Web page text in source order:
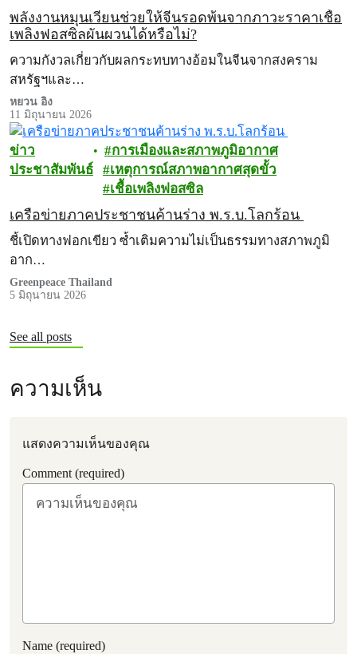
พลังงานหมุนเวียนช่วยให้จีนรอดพ้นจากภาวะราคาเชื้อ
เพลิงฟอสซิลผันผวนได้หรือไม่?
ความกังวลเกี่ยวกับผลกระทบทางอ้อมในจีนจากสงคราม
สหรัฐฯและ…
หยวน อิง
11 มิถุนายน 2026
ข่าว
ประชาสัมพันธ์
การเมืองและสภาพภูมิอากาศ
เหตุการณ์สภาพอากาศสุดขั้ว
เชื้อเพลิงฟอสซิล
เครือข่ายภาคประชาชนค้านร่าง พ.ร.บ.โลกร้อน
ชี้เปิดทางฟอกเขียว ซ้ำเติมความไม่เป็นธรรมทางสภาพภูมิ
อาก…
Greenpeace Thailand
5 มิถุนายน 2026
See all posts
ความเห็น
แสดงความเห็นของคุณ
Comment (required)
Name (required)